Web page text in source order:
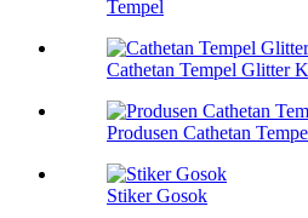
Tempel
Cathetan Tempel Glitter
Produsen Cathetan
Stiker Gosok